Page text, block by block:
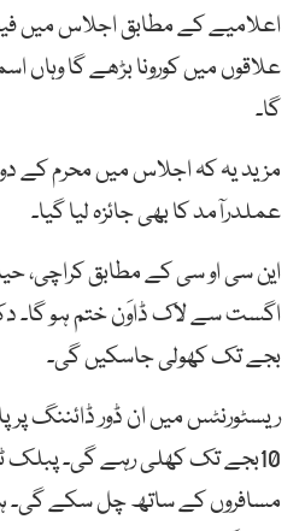
اعلامیے کے مطابق اجلاس میں
علاقوں میں کورونا بڑھے گا وہاں
گا۔
مزید یہ کہ اجلاس میں محرم کے
عملدرآمد کا بھی جائزہ لیا گیا۔
بجے تک کھولی جاسکیں گی۔
ریسٹورنٹس میں ان ڈور ڈائننگ پر